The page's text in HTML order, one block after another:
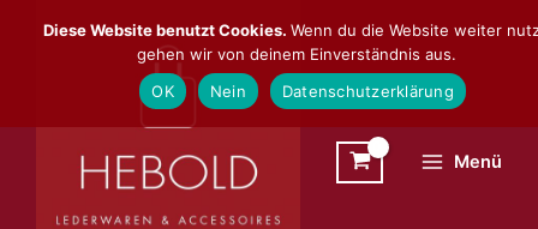
Inhalt
Menü
Diese Website benutzt Cookies. Wenn du die Website weiter
gehen wir von deinem Einverständnis aus.
OK
Nein Datenschutzerklärung